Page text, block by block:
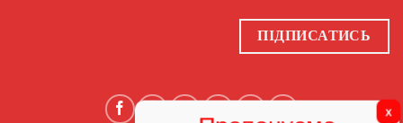
ПІДПИСАТИСЬ